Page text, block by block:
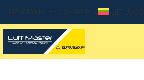
UŽSAKYMAI +37067049017 LIETUVOS